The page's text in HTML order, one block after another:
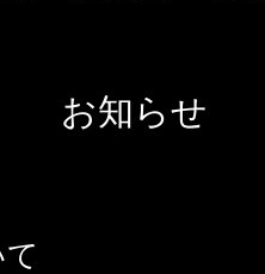
お知らせ